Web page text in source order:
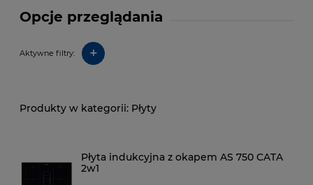
Opcje przeglądania
Aktywne filtry: +
Płyty
Płyta indukcyjna z okapem AS 750 CATA
2w1